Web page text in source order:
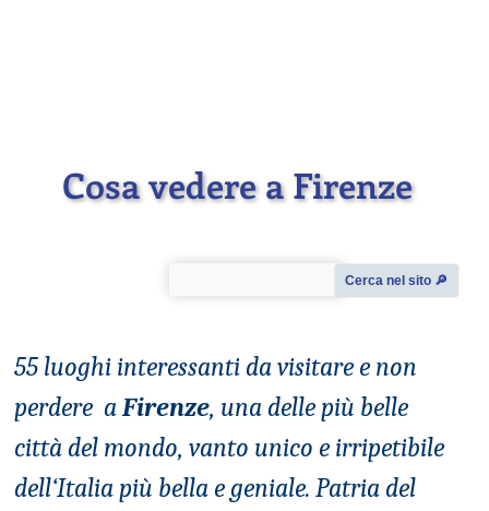
Cosa vedere a Firenze
Cerca nel sito 🔎︎
55 luoghi interessanti da visitare e non
perdere aFirenze, una delle più belle
città del mondo, vanto unico e irripetibile
dell‘Italia più bella e geniale. Patria del